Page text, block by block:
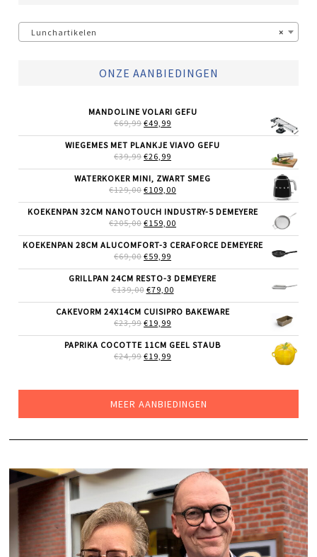
×
Lunchartikelen
ONZE AANBIEDINGEN
MANDOLINE VOLARI GEFU
€69,99 OORSPRONKELIJKE
WAS:
€69,99.
€49,99
IS:
WIEGEMES MET PLANKJE VIAVO GEFU
€39,99 OORSPRONKELIJKE
WAS:
€39,99.
€26,99
IS:
€26,99.
WATERKOKER MINI, ZWART SMEG
€129,00 OORSPRONKELIJKE
WAS:
€129,00.
€109,00
IS:
KOEKENPAN 32CM NANOTOUCH INDUSTRY-5 DEMEYERE
€205,00 OORSPRONKELIJKE
WAS:
€205,00.
€159,00
IS:
KOEKENPAN 28CM ALUCOMFORT-3 CERAFORCE DEMEYERE
€69,00 OORSPRONKELIJKE
WAS:
€69,00.
€59,99
IS:
€59,99.
GRILLPAN 24CM RESTO-3 DEMEYERE
€139,00 OORSPRONKELIJKE
WAS:
€139,00.
€79,00HUIDIGE
IS:
CAKEVORM 24X14CM CUISIPRO BAKEWARE
€23,99 OORSPRONKELIJKE
WAS:
€23,99.
€19,99
IS:
PAPRIKA COCOTTE 11CM GEEL STAUB
€24,99 OORSPRONKELIJKE
€19,99
MEER AANBIEDINGEN